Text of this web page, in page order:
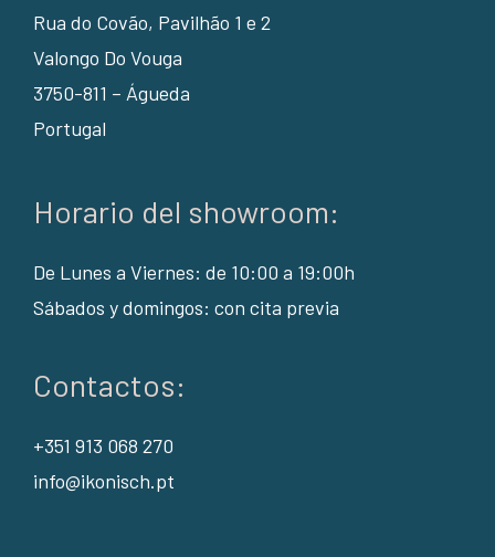
Rua do Covão, Pavilhão 1 e 2
Valongo Do Vouga
3750-811 – Águeda
Portugal
Horario del showroom:
De Lunes a Viernes: de 10:00 a 19:00h
Sábados y domingos: con cita previa
Contactos:
+351 913 068 270
info@ikonisch.pt